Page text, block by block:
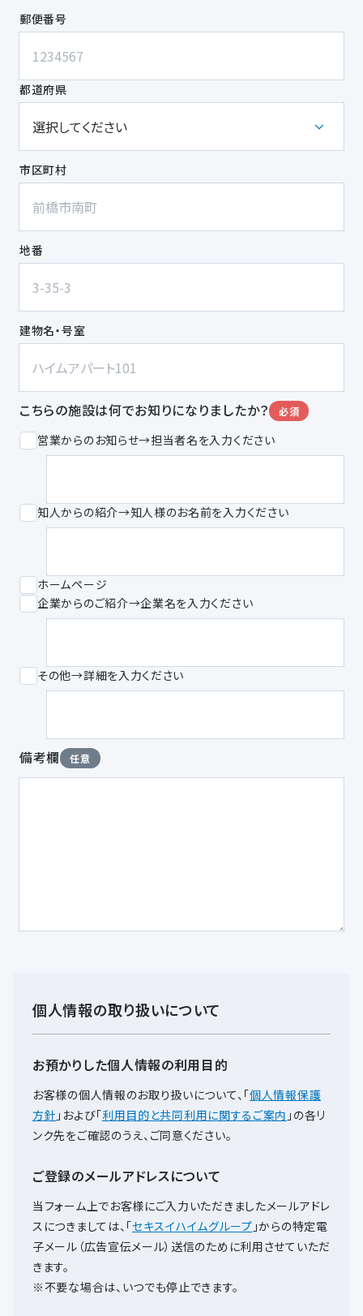
郵便番号
都道府県
市区町村
地番
建物名・号室
必須
こちらの施設は何でお知りになりましたか？
営業からのお知らせ→担当者名を入力ください
知人からの紹介→知人様のお名前を入力ください
ホームページ
企業からのご紹介→企業名を入力ください
その他→詳細を入力ください
任意
備考欄
個人情報の取り扱いについて
お預かりした個人情報の利用目的
お客様の個人情報のお取り扱いについて、 「個人情報保護
方針 」および「利用目的と共同利用に関するご案内 」の各リ
ンク先をご確認のうえ、ご同意ください。
ご登録のメールアドレスについて
当フォーム上でお客様にご入力いただきましたメールアドレ
スにつきましては、 「セキスイハイムグループ 」からの特定電
子メール（広告宣伝メール）送信のために利用させていただ
きます。
※不要な場合は、いつでも停止できます。